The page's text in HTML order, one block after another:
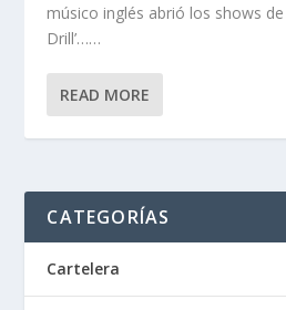
músico inglés abrió los shows
Drill’……
READ MORE
CATEGORÍAS
Cartelera